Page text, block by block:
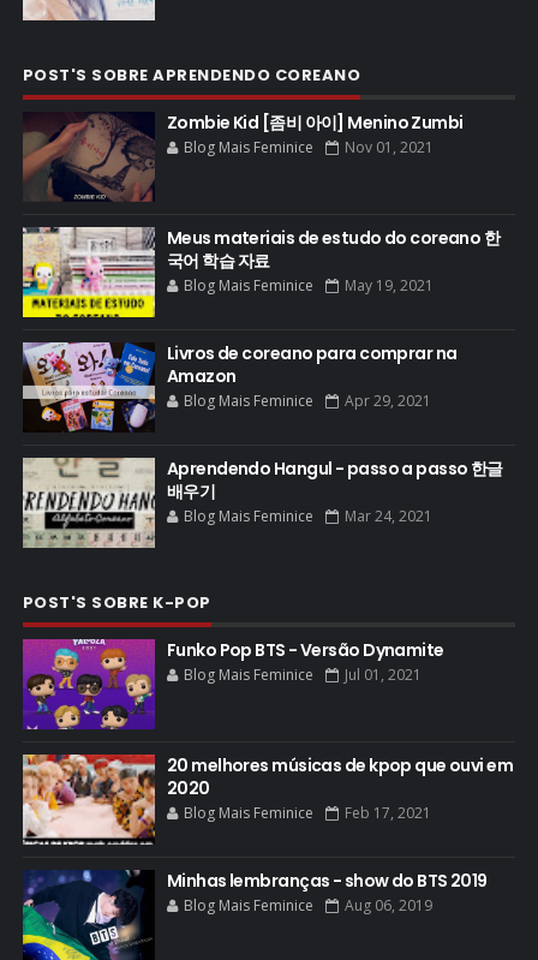
POST'S SOBRE APRENDENDO COREANO
Zombie Kid [좀비 아이] Menino Zumbi
Blog Mais Feminice Nov 01, 2021
Meus materiais de estudo do coreano 한
국어 학습 자료
Blog Mais Feminice May 19, 2021
Livros de coreano para comprar na
Amazon
Blog Mais Feminice Apr 29, 2021
Aprendendo Hangul - passo a passo 한글
배우기
Blog Mais Feminice Mar 24, 2021
POST'S SOBRE K-POP
Funko Pop BTS - Versão Dynamite
Blog Mais Feminice Jul 01, 2021
20 melhores músicas de kpop que ouvi em
2020
Blog Mais Feminice Feb 17, 2021
Minhas lembranças - show do BTS 2019
Blog Mais Feminice Aug 06, 2019